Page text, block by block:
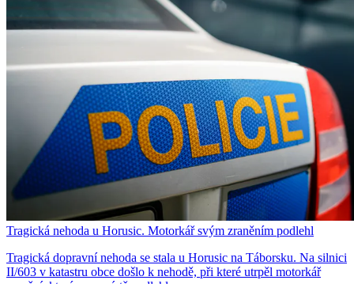
Tragická nehoda u Horusic. Motorkář svým zraněním podlehl
Tragická dopravní nehoda se stala u Horusic na Táborsku. Na silnici
II/603 v katastru obce došlo k nehodě, při které utrpěl motorkář